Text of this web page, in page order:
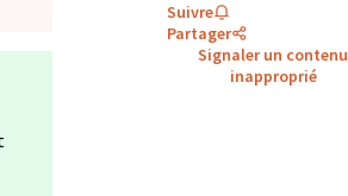
Suivre
Partager
Signaler un contenu
inapproprié